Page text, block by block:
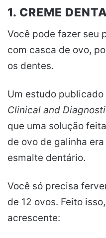
1. CREME
Você pode fazer seu
com casca de ovo,
os dentes.
Um estudo publicado
Clinical and
que uma solução
de ovo de galinha
esmalte dentário.
Você só precisa
de 12 ovos. Feito
acrescente: